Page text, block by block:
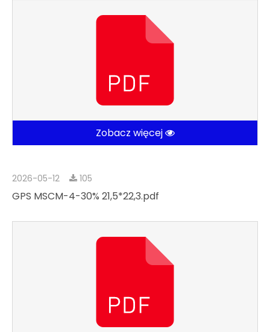
Zobacz więcej
2026-05-12 105
GPS MSCM-4-30% 21,5*22,3.pdf